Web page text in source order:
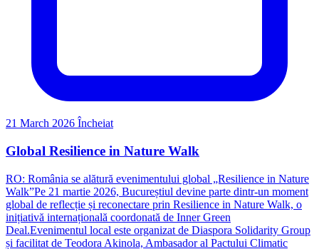
21 March 2026 Încheiat
Global Resilience in Nature Walk
RO: România se alătură evenimentului global „Resilience in Nature
Walk”Pe 21 martie 2026, Bucureștiul devine parte dintr-un moment
global de reflecție și reconectare prin Resilience in Nature Walk, o
inițiativă internațională coordonată de Inner Green
Deal.Evenimentul local este organizat de Diaspora Solidarity Group
și facilitat de Teodora Akinola, Ambasador al Pactului Climatic